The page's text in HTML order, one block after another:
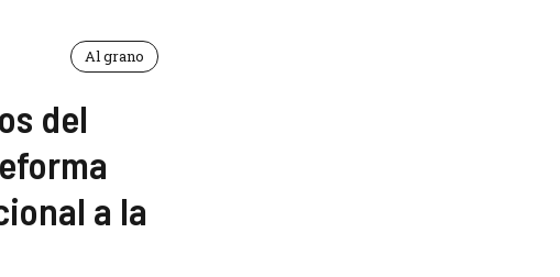
Al grano
del
a la